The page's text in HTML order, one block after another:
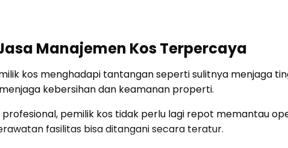
Manajemen Kos Terpercaya
kos menghadapi tantangan seperti sulitnya menjaga
kebersihan dan keamanan properti.
pemilik kos tidak perlu lagi repot memantau
fasilitas bisa ditangani secara teratur.